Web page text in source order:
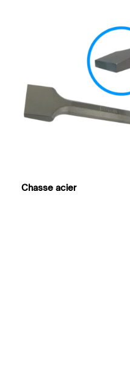
Chasse acier